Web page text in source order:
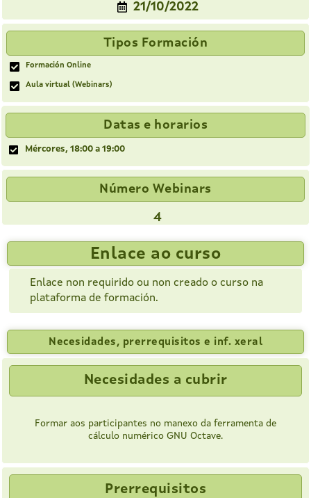
21/10/2022
Tipos Formación
Formación Online
Aula virtual (Webinars)
Datas e horarios
Mércores, 18:00 a 19:00
Número Webinars
4
Enlace ao curso
Enlace non requirido ou non creado o curso na
plataforma de formación.
Necesidades, prerrequisitos e inf. xeral
Necesidades a cubrir
Formar aos participantes no manexo da ferramenta de
cálculo numérico GNU Octave.
Prerrequisitos